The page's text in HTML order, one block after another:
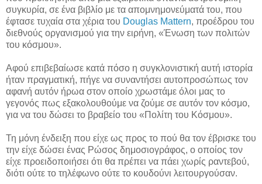
συγκυρία, σε ένα βιβλίο με τα απομνημονεύματά του, που
έφτασε τυχαία στα χέρια του Douglas Mattern, προέδρου του
διεθνούς οργανισμού για την ειρήνη, «Ένωση των πολιτών
του κόσμου».
Αφού επιβεβαίωσε κατά πόσο η συγκλονιστική αυτή ιστορία
ήταν πραγματική, πήγε να συναντήσει αυτοπροσώπως τον
αφανή αυτόν ήρωα στον οποίο χρωστάμε όλοι μας το
γεγονός πως εξακολουθούμε να ζούμε σε αυτόν τον κόσμο,
για να του δώσει το βραβείο του «Πολίτη του Κόσμου».
Τη μόνη ένδειξη που είχε ως προς το πού θα τον έβρισκε του
την είχε δώσει ένας Ρώσος δημοσιογράφος, ο οποίος τον
είχε προειδοποιήσει ότι θα πρέπει να πάει χωρίς ραντεβού,
διότι ούτε το τηλέφωνο ούτε το κουδούνι λειτουργούσαν.